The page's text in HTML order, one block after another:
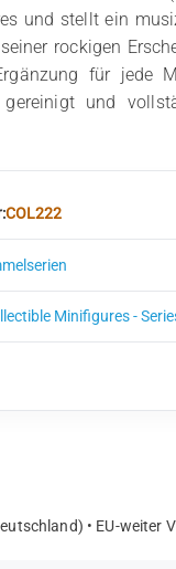
und stellt ein
rockigen
für jede
und
COL222
Minifigures -
• EU-weiter